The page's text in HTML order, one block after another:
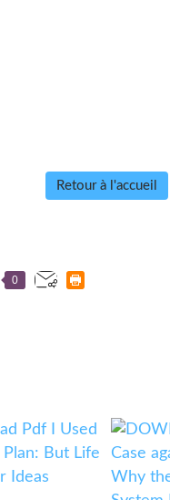
Retour à l'accueil
0